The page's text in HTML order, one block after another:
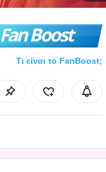
Fan Boost
Τι είναι το FanBoost;